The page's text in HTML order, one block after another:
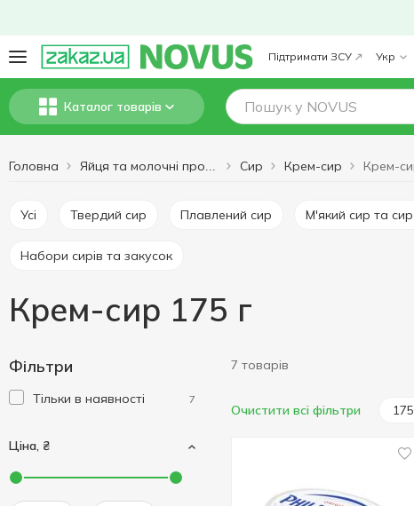
Підтримати ЗСУ Укр
Каталог товарів
Головна Сир Крем-сир Крем-
Усі Твердий сир Плавлений сир М'який сир та
Набори сирів та закусок
Крем-сир 175 г
Фільтри
Тільки в наявності 7
Ціна, ₴
7 товарів
Очистити всі фільтри